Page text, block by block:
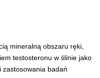
mineralną obszaru ręki,
testosteronu w ślinie jako
zastosowania badań